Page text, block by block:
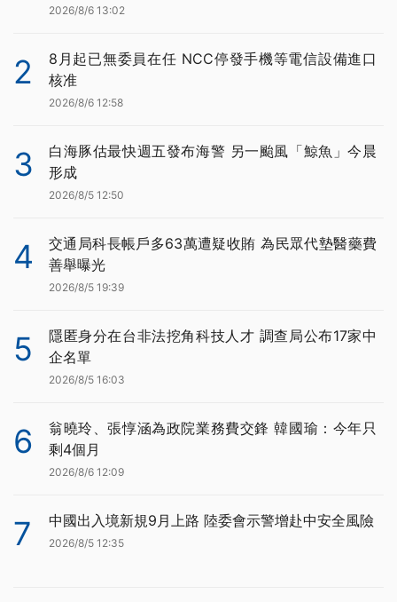
2026/8/6 13:02
2
8月起已無委員在任 NCC停發手機等電信設備進口
核准
2026/8/6 12:58
3
白海豚估最快週五發布海警 另一颱風「鯨魚」今晨
形成
2026/8/5 12:50
4
交通局科長帳戶多63萬遭疑收賄 為民眾代墊醫藥費
善舉曝光
2026/8/5 19:39
5
隱匿身分在台非法挖角科技人才 調查局公布17家中
企名單
2026/8/5 16:03
6
翁曉玲、張惇涵為政院業務費交鋒 韓國瑜：今年只
剩4個月
2026/8/6 12:09
7 中國出入境新規9月上路 陸委會示警增赴中安全風險
2026/8/5 12:35